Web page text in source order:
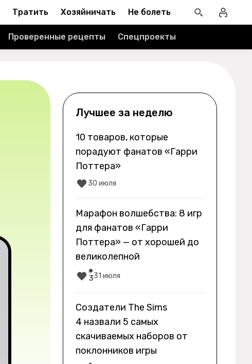
Тратить Хозяйничать Не болеть
Проверенные рецепты Спецпроекты
Лучшее за неделю
10 товаров, которые
порадуют фанатов «Гарри
Поттера»
30 июля
Марафон волшебства: 8 игр
для фанатов «Гарри
Поттера» — от хорошей до
великолепной
331 июля
Создатели The Sims
4 назвали 5 самых
скачиваемых наборов от
поклонников игры